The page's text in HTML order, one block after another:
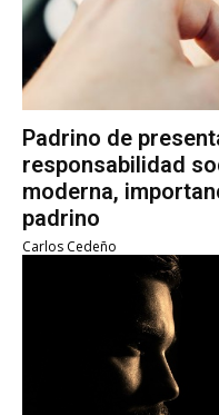
Padrino de
responsabilidad
moderna,
padrino
Carlos Cedeño